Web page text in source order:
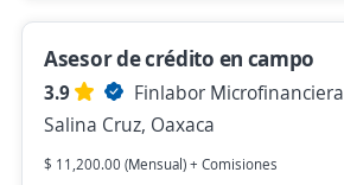
Asesor de crédito en campo
3.9
Finlabor Microfinanciera
Salina Cruz, Oaxaca
$ 11,200.00 (Mensual) + Comisiones